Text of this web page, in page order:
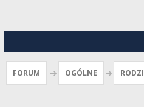
FORUM OGÓLNE